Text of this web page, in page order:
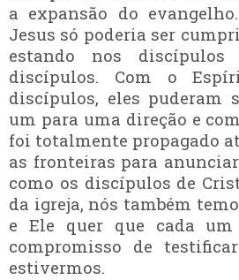
a expansão do
Jesus só poderia ser
estando nos
discípulos. Com o
discípulos, eles puderam
um para uma direção e
foi totalmente propagado
as fronteiras para
como os discípulos de
da igreja, nós também
e Ele quer que cada
compromisso de
estivermos.